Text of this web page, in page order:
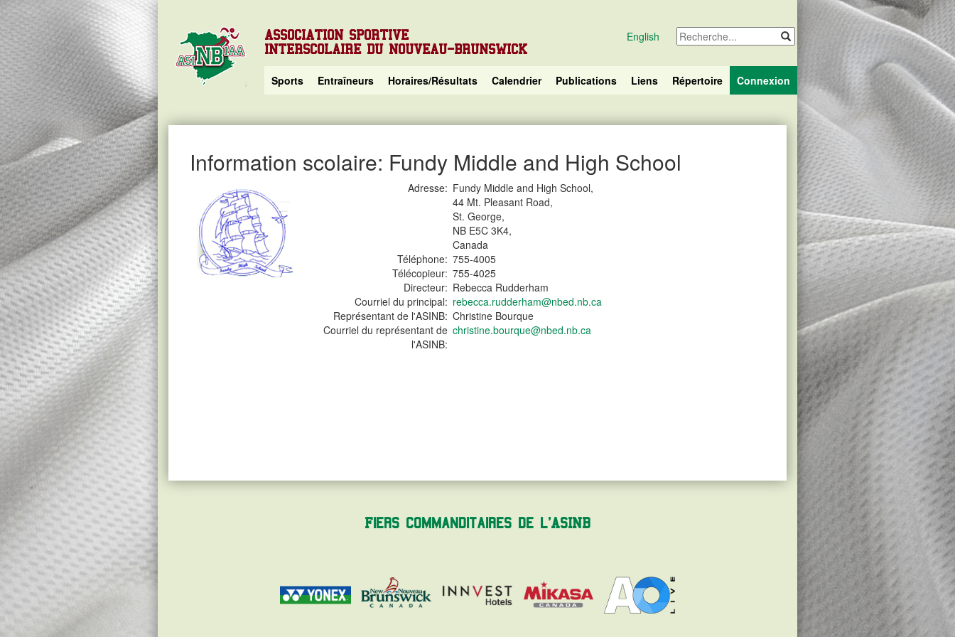
ASSOCIATION SPORTIVE
INTERSCOLAIRE DU NOUVEAU-BRUNSWICK
English
Sports Entraîneurs Horaires/Résultats Calendrier Publications Liens Répertoire Connexion
Information scolaire: Fundy Middle and High School
Adresse: Fundy Middle and High School,
44 Mt. Pleasant Road,
St. George,
NB E5C 3K4,
Canada
Téléphone: 755-4005
Télécopieur: 755-4025
Directeur: Rebecca Rudderham
Courriel du principal: rebecca.rudderham@nbed.nb.ca
Représentant de l'ASINB: Christine Bourque
Courriel du représentant de
l'ASINB:
christine.bourque@nbed.nb.ca
Fiers commanditaires de l'ASINB